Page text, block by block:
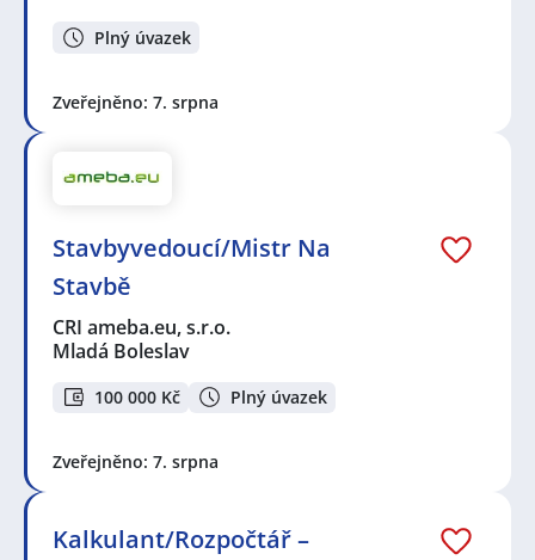
Plný úvazek
Zveřejněno: 7. srpna
Stavbyvedoucí/Mistr Na
Stavbě
CRI ameba.eu, s.r.o.
Mladá Boleslav
100 000 Kč Plný úvazek
Zveřejněno: 7. srpna
Kalkulant/Rozpočtář –